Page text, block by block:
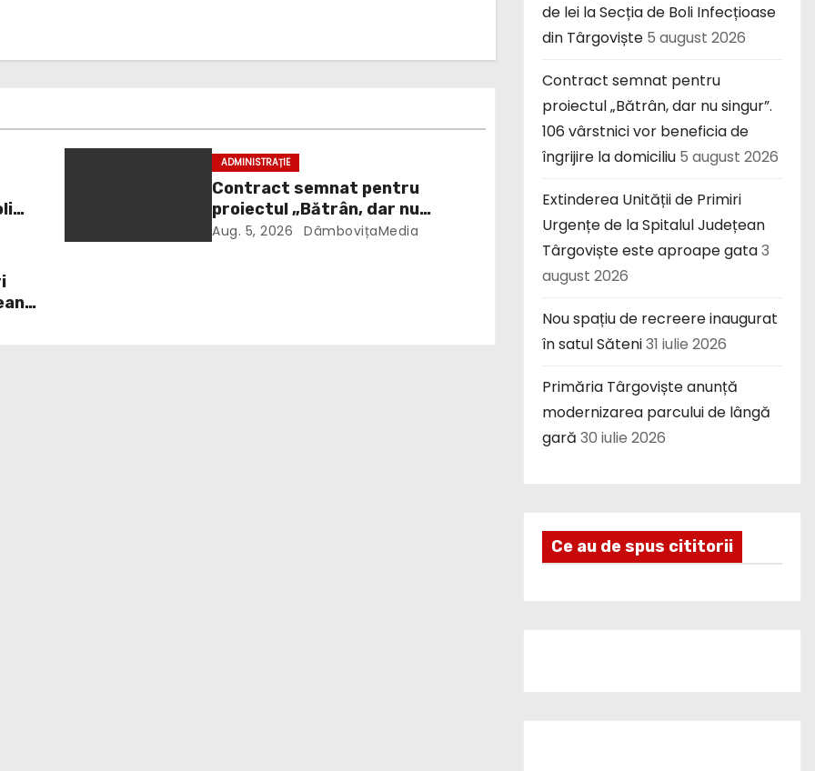
ADMINISTRAȚIE
Contract semnat pentru
proiectul „Bătrân, dar nu
singur”. 106 vârstnici vor
Aug. 5, 2026 DâmbovițaMedia
de lei la Secția de Boli Infecțioase
din Târgoviște 5 august 2026
Contract semnat pentru
proiectul „Bătrân, dar nu singur”.
106 vârstnici vor beneficia de
îngrijire la domiciliu 5 august 2026
Extinderea Unității de Primiri
Urgențe de la Spitalul Județean
Târgoviște este aproape gata3
august 2026
Nou spațiu de recreere inaugurat
în satul Săteni31 iulie 2026
Primăria Târgoviște anunță
modernizarea parcului de lângă
gară 30 iulie 2026
Ce au de spus cititorii